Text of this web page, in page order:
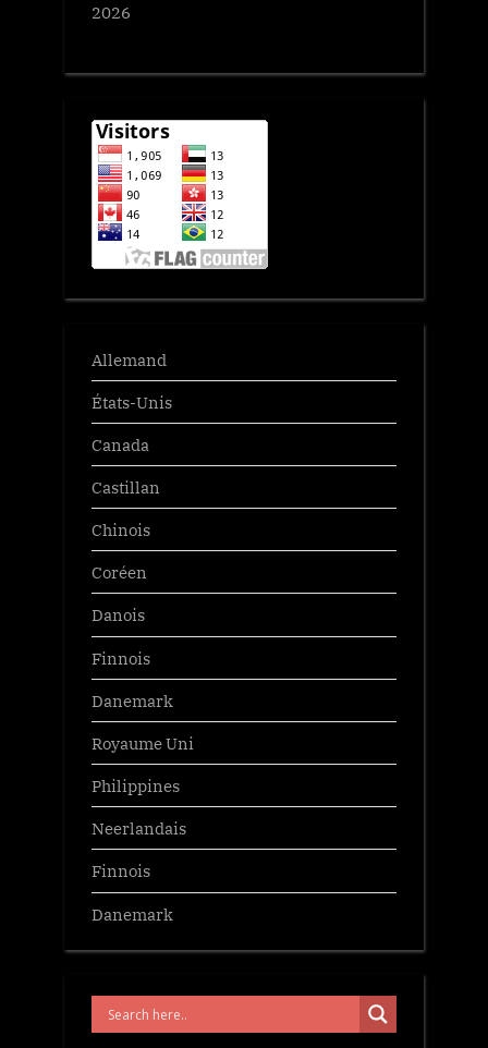
2026
Allemand
États-Unis
Canada
Castillan
Chinois
Coréen
Danois
Finnois
Danemark
Royaume Uni
Philippines
Neerlandais
Finnois
Danemark